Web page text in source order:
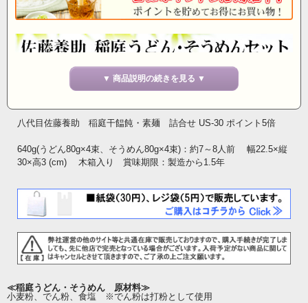
▼ 商品説明の続きを見る ▼
八代目佐藤養助 稲庭干饂飩・素麺 詰合せ US-30 ポイント5倍
640g(うどん80g×4束、そうめん80g×4束)：約7～8人前 幅22.5×縦
30×高3 (cm) 木箱入り 賞味期限：製造から1.5年
≪稲庭うどん・そうめん 原材料≫
小麦粉、でん粉、食塩 ※でん粉は打粉として使用